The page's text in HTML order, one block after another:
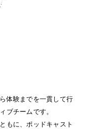
体験までを一貫して行
ブチームです。
もに、ポッドキャスト